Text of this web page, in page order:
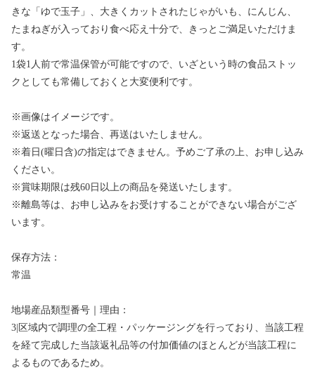
きな「ゆで玉子」、大きくカットされたじゃがいも、にんじん、
たまねぎが入っており食べ応え十分で、きっとご満足いただけま
す。
1袋1人前で常温保管が可能ですので、いざという時の食品ストッ
クとしても常備しておくと大変便利です。
※画像はイメージです。
※返送となった場合、再送はいたしません。
※着日(曜日含)の指定はできません。予めご了承の上、お申し込み
ください。
※賞味期限は残60日以上の商品を発送いたします。
※離島等は、お申し込みをお受けすることができない場合がござ
います。
保存方法：
常温
地場産品類型番号｜理由：
3|区域内で調理の全工程・パッケージングを行っており、当該工程
を経て完成した当該返礼品等の付加価値のほとんどが当該工程に
よるものであるため。